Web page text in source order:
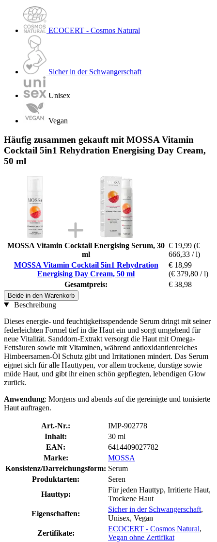
ECOCERT - Cosmos Natural
Sicher in der Schwangerschaft
Unisex
Vegan
Häufig zusammen gekauft mit MOSSA Vitamin
Cocktail 5in1 Rehydration Energising Day Cream,
50 ml
MOSSA Vitamin Cocktail Energising Serum, 30
ml
€ 19,99 (€
666,33 / l)
MOSSA Vitamin Cocktail 5in1 Rehydration
Energising Day Cream, 50 ml
€ 18,99
(€ 379,80 / l)
Gesamtpreis:
€ 38,98
Beide in den Warenkorb
Beschreibung
Dieses energie- und feuchtigkeitsspendende Serum dringt mit seiner
federleichten Formel tief in die Haut ein und sorgt umgehend für
neue Vitalität. Sanddorn-Extrakt versorgt die Haut mit Omega-
Fettsäuren sowie mit Vitaminen, während antioxidantienreiches
Himbeersamen-Öl Schutz gibt und Irritationen mindert. Das Serum
eignet sich für alle Hauttypen, vor allem trockene, durstige sowie
müde Haut, und gibt ihr einen schön gepflegten, lebendigen Glow
zurück.
Anwendung: Morgens und abends auf die gereinigte und tonisierte
Haut auftragen.
Art.-Nr.:
IMP-902778
Inhalt:
30 ml
EAN:
6414409027782
Marke:
MOSSA
Konsistenz/Darreichungsform: Serum
Produktarten:
Seren
Hauttyp:
Für jeden Hauttyp, Irritierte Haut,
Trockene Haut
Eigenschaften:
Sicher in der Schwangerschaft,
Unisex, Vegan
Zertifikate:
ECOCERT - Cosmos Natural,
Vegan ohne Zertifikat